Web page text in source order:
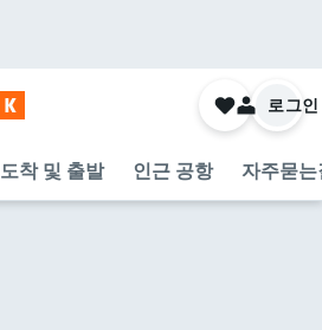
도착 및 출발 인근 공항 자주묻
로그인